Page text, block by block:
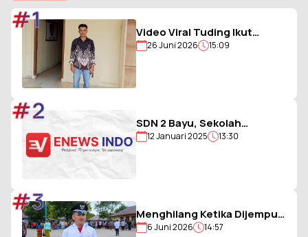
Video Viral Tuding Ikut
Memukul, Kades
26 Juni 2026 15:09
#1
SDN 2 Bayu, Sekolah
Berjargon Guru 5G yang
12 Januari 2025 13:30
#2
Menghilang Ketika Dijemput
Paksa Polisi, Kades Balohao
6 Juni 2026 14:57
#3